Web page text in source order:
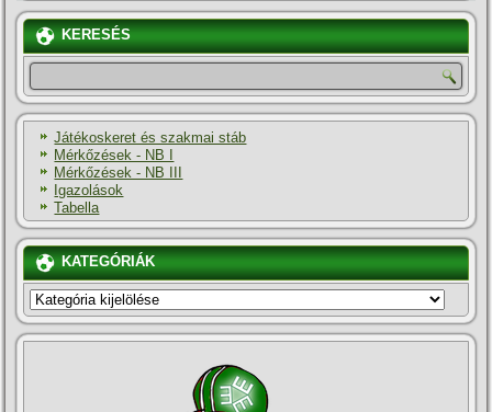
KERESÉS
Játékoskeret és szakmai stáb
Mérkőzések - NB I
Mérkőzések - NB III
Igazolások
Tabella
KATEGÓRIÁK
KATEGÓRIÁK